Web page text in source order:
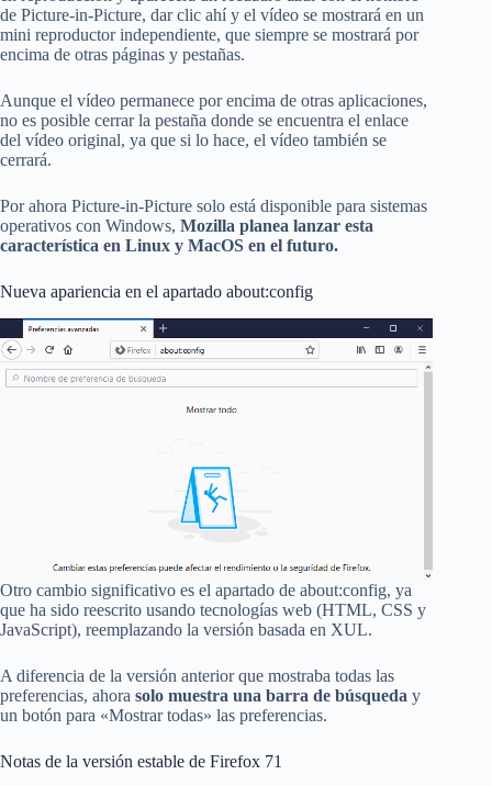
de Picture-in-Picture, dar clic ahí y el vídeo se mostrará en un
mini reproductor independiente, que siempre se mostrará por
encima de otras páginas y pestañas.
Aunque el vídeo permanece por encima de otras aplicaciones,
no es posible cerrar la pestaña donde se encuentra el enlace
del vídeo original, ya que si lo hace, el vídeo también se
cerrará.
Por ahora Picture-in-Picture solo está disponible para sistemas
operativos con Windows, Mozilla planea lanzar esta
característica en Linux y MacOS en el futuro.
Nueva apariencia en el apartado about:config
Otro cambio significativo es el apartado de about:config, ya
que ha sido reescrito usando tecnologías web (HTML, CSS y
JavaScript), reemplazando la versión basada en XUL.
A diferencia de la versión anterior que mostraba todas las
preferencias, ahora solo muestra una barra de búsqueda y
un botón para «Mostrar todas» las preferencias.
Notas de la versión estable de Firefox 71